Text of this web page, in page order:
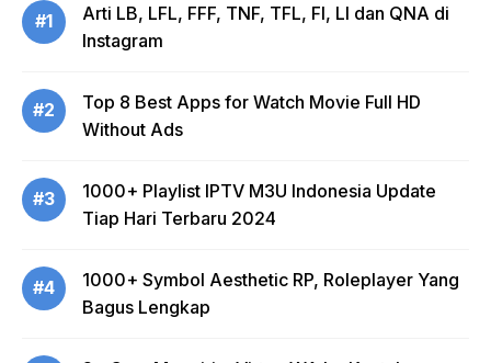
#1
Arti LB, LFL, FFF, TNF, TFL, FI, LI dan QNA di
Instagram
#2
Top 8 Best Apps for Watch Movie Full HD
Without Ads
#3
1000+ Playlist IPTV M3U Indonesia Update
Tiap Hari Terbaru 2024
#4
1000+ Symbol Aesthetic RP, Roleplayer Yang
Bagus Lengkap